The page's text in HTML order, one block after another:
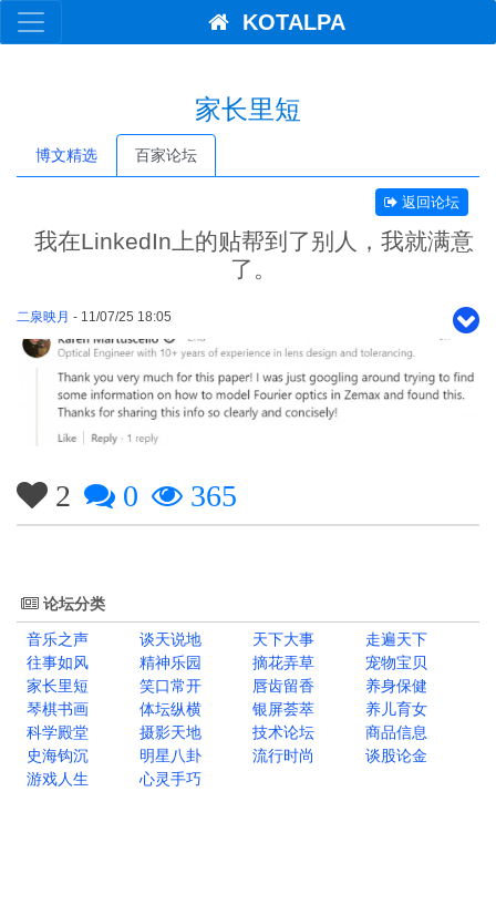
KOTALPA
家长里短
博文精选 百家论坛
返回论坛
我在LinkedIn上的贴帮到了别人，我就满意
了。
二泉映月 - 11/07/25 18:05
2 0 365
论坛分类
音乐之声
谈天说地 天下大事
走遍天下
往事如风
精神乐园 摘花弄草
宠物宝贝
家长里短
笑口常开 唇齿留香
养身保健
琴棋书画
体坛纵横 银屏荟萃
养儿育女
科学殿堂
摄影天地 技术论坛
商品信息
史海钩沉
明星八卦 流行时尚
谈股论金
游戏人生
心灵手巧